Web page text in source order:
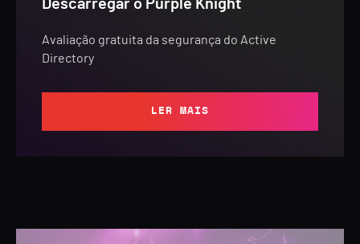
Descarregar o Purple Knight
Avaliação gratuita da segurança do Active
Directory
LER MAIS